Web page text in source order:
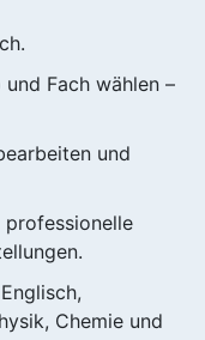
Fach wählen –
und
professionelle
Chemie und